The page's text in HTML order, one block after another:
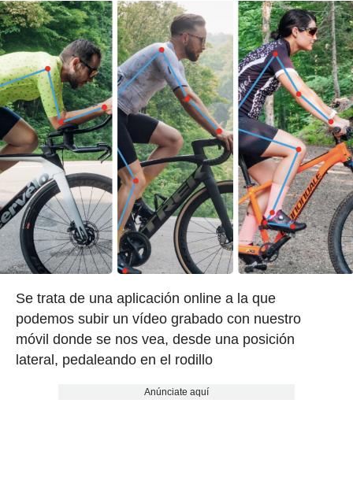
Se trata de una aplicación online a la que
podemos subir un vídeo grabado con nuestro
móvil donde se nos vea, desde una posición
lateral, pedaleando en el rodillo
Anúnciate aquí